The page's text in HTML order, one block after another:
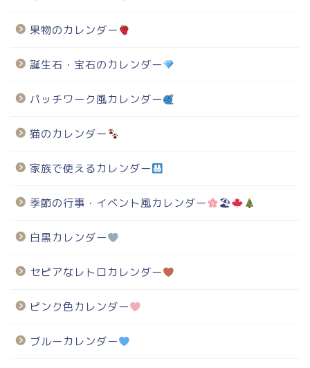
果物のカレンダー
誕生石・宝石のカレンダー
パッチワーク風カレンダー
猫のカレンダー
家族で使えるカレンダー
季節の行事・イベント風カレンダー 🏖
白黒カレンダー
セピアなレトロカレンダー
ピンク色カレンダー
ブルーカレンダー